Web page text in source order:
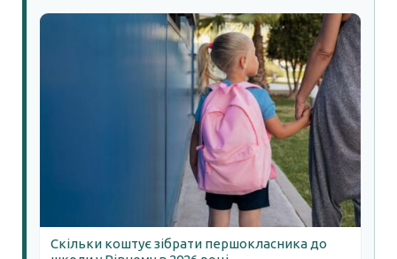
Скільки коштує зібрати першокласника до